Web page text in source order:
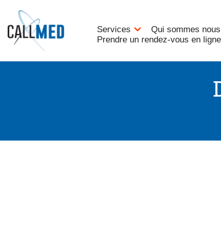
contenu
Services Qui sommes nous
Prendre un rendez-vous en ligne